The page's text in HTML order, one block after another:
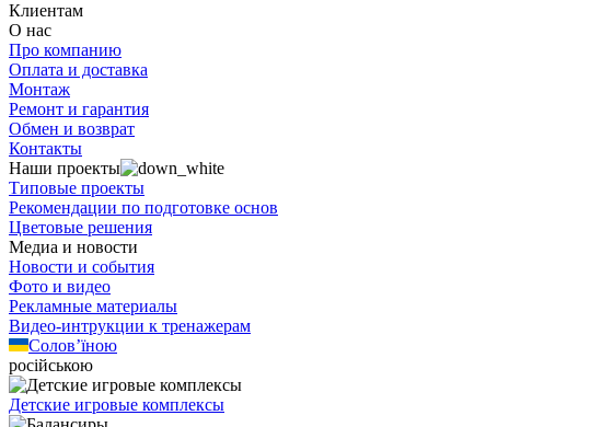
Клиентам
О нас
Про компанию
Оплата и доставка
Монтаж
Ремонт и гарантия
Обмен и возврат
Контакты
Наши проекты
Типовые проекты
Рекомендации по подготовке основ
Цветовые решения
Медиа и новости
Новости и события
Фото и видео
Рекламные материалы
Видео-интрукции к тренажерам
Солов’їною
російською
Детские игровые комплексы